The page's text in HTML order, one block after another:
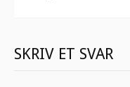
SKRIV ET SVAR